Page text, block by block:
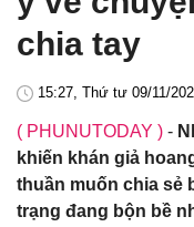
chia tay
15:27, Thứ tư 09/11/
( PHUNUTODAY ) -
khiến khán giả
thuần muốn chia sẻ
trạng đang bộn bề